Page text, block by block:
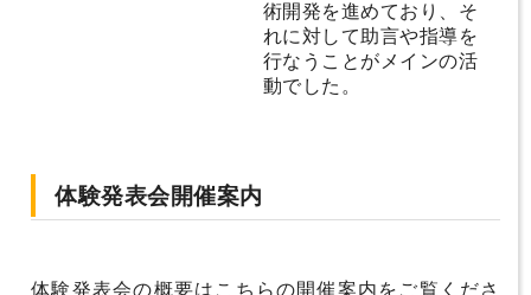
術開発を進めており、そ
れに対して助言や指導を
行なうことがメインの活
動でした。
体験発表会開催案内
体験発表会の概要はこちらの開催案内をご覧くださ